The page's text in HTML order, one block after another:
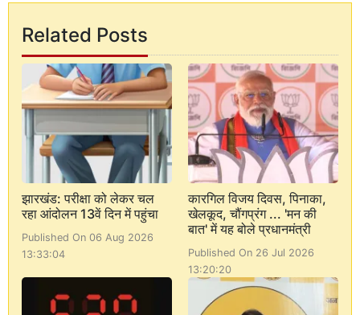
Related Posts
झारखंड: परीक्षा को लेकर चल
रहा आंदोलन 13वें दिन में पहुंचा
Published On 06 Aug 2026
13:33:04
कारगिल विजय दिवस, पिनाका,
खेलकूद, चौंगप्रंग ... 'मन की
बात' में यह बोले प्रधानमंत्री
Published On 26 Jul 2026
13:20:20